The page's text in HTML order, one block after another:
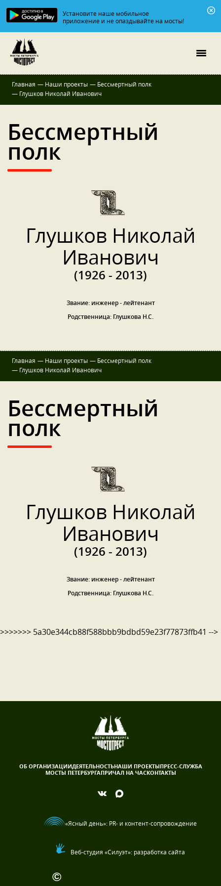
Установите наше мобильное
приложение и не опаздывайте на мосты!
Главная — Наши проекты — Бессмертный полк
— Глушков Николай Иванович
Бессмертный
полк
Глушков Николай
Иванович
(1926 - 2013)
Звание: инженер - лейтенант
Родственница: Глушкова Н.С.
Главная — Наши проекты — Бессмертный полк
— Глушков Николай Иванович
Бессмертный
полк
Глушков Николай
Иванович
(1926 - 2013)
Звание: инженер - лейтенант
Родственница: Глушкова Н.С.
>>>>>>> 5a30e344cb88f588bbb9bdbd59e23f77873ffb41 -->
ОБ ОРГАНИЗАЦИИДЕЯТЕЛЬНОСТЬНАШИ ПРОЕКТЫПРЕСС-СЛУЖБА
МОСТЫ ПЕТЕРБУРГАПРИЧАЛ НА ЧАСКОНТАКТЫ
©
«Ясный день»: PR- и контент-сопровождение
Веб-студия «Силуэт»: разработка сайта